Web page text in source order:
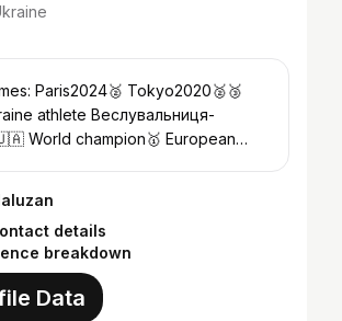
Paris2024🥈 Tokyo2020🥈🥉
athlete Веслувальниця-
World champion🥇 European
details
breakdown
Data